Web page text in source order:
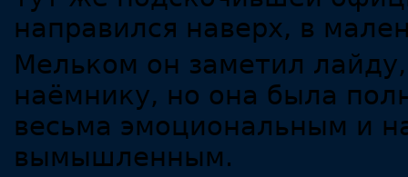
направился наверх, в
Мельком он заметил
наёмнику, но она была
весьма эмоциональным и
вымышленным.